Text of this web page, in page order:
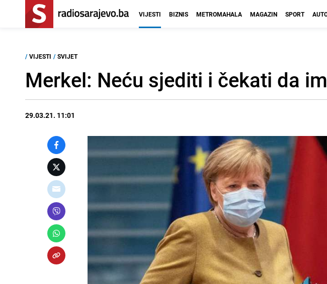
VIJESTI BIZNIS METROMAHALA MAGAZIN SPORT
/ VIJESTI / SVIJET
Merkel: Neću sjediti i čekati da
29.03.21. 11:01